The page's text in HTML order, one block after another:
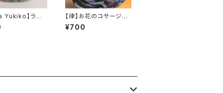
Yukiko】ラベ
【律】お花のコサージュ
６
¥700